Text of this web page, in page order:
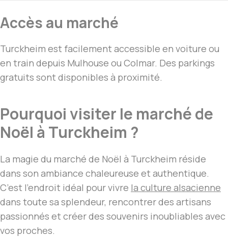
Accès au marché
Turckheim est facilement accessible en voiture ou
en train depuis Mulhouse ou Colmar. Des parkings
gratuits sont disponibles à proximité.
Pourquoi visiter le marché de
Noël à Turckheim ?
La magie du marché de Noël à Turckheim réside
dans son ambiance chaleureuse et authentique.
C’est l’endroit idéal pour vivre la culture alsacienne
dans toute sa splendeur, rencontrer des artisans
passionnés et créer des souvenirs inoubliables avec
vos proches.